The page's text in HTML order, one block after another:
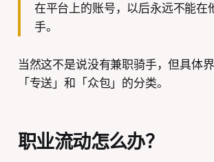
在平台上的账号，以后永远不能在
手。
当然这不是说没有兼职骑手，但具体
「专送」和「众包」的分类。
职业流动怎么办？